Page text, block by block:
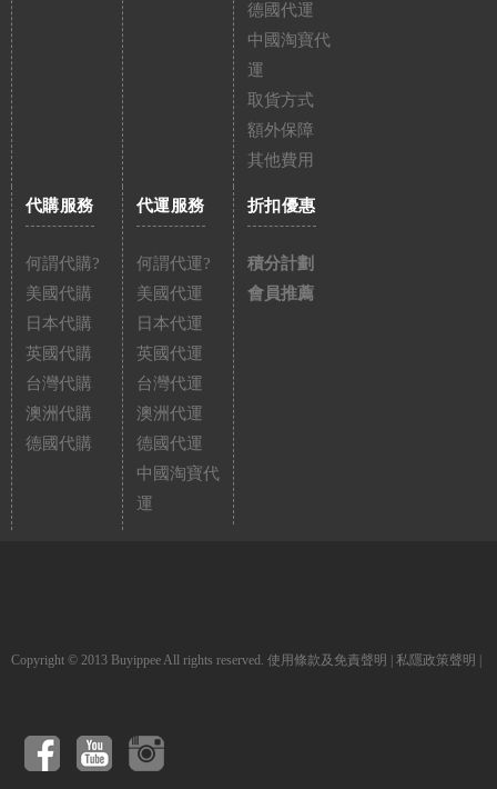
德國代運
中國淘寶代
運
取貨方式
額外保障
其他費用
代購服務
何謂代購?
美國代購
日本代購
英國代購
台灣代購
澳洲代購
德國代購
代運服務
何謂代運?
美國代運
日本代運
英國代運
台灣代運
澳洲代運
德國代運
中國淘寶代
運
折扣優惠
積分計劃
會員推薦
Copyright © 2013 Buyippee All rights reserved. 使用條款及免責聲明 私隱政策聲明